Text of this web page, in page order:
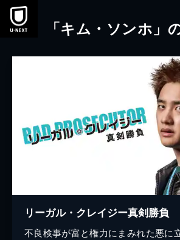
本文へスキップ
「キム・ソンホ」
リーガル・クレイジー真剣勝負
不良検事が富と権力にまみれた悪に